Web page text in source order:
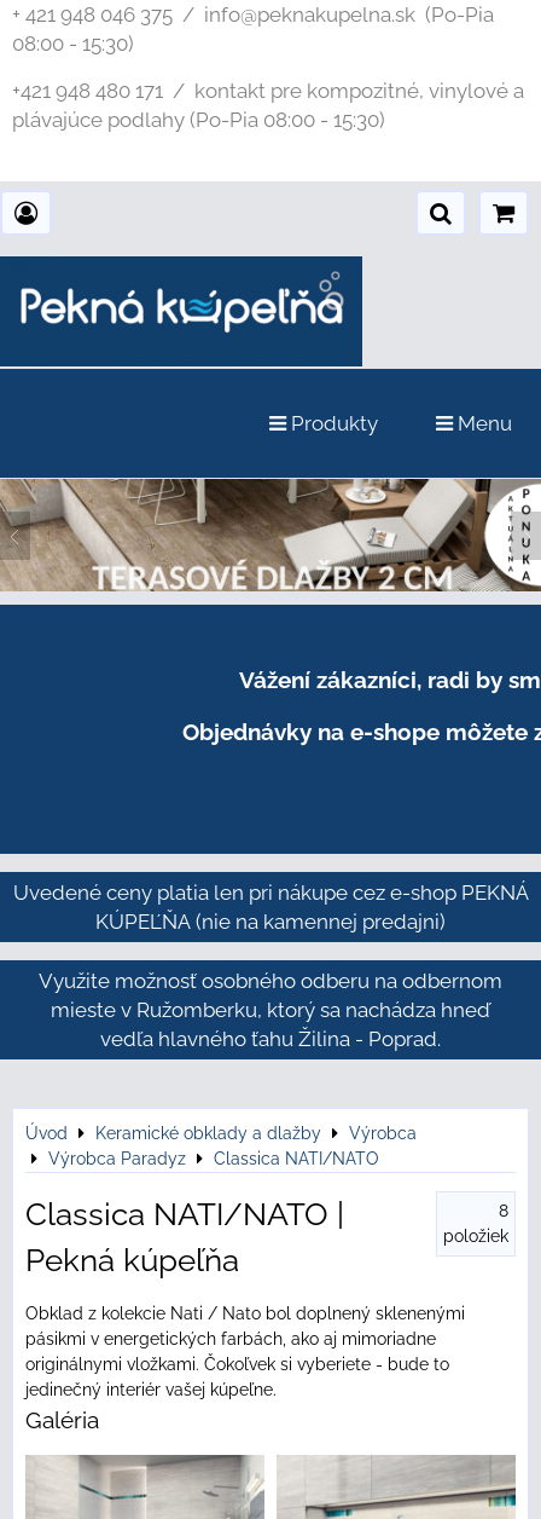
+ 421 948 046 375 / info@peknakupelna.sk (Po-Pia
08:00 - 15:30)
+421 948 480 171 / kontakt pre kompozitné, vinylové a
plávajúce podlahy (Po-Pia 08:00 - 15:30)
Produkty Menu
Vážení zákazníci, radi by
Objednávky na e-shope môžete
Uvedené ceny platia len pri nákupe cez e-shop PEKNÁ
KÚPEĽŇA (nie na kamennej predajni)
Využite možnosť osobného odberu na odbernom
mieste v Ružomberku, ktorý sa nachádza hneď
vedľa hlavného ťahu Žilina - Poprad.
Úvod Keramické obklady a dlažby
Výrobca
Výrobca Paradyz
Classica NATI/NATO
Classica NATI/NATO |
Pekná kúpeľňa
8
položiek
Obklad z kolekcie Nati / Nato bol doplnený sklenenými
pásikmi v energetických farbách, ako aj mimoriadne
originálnymi vložkami. Čokoľvek si vyberiete - bude to
jedinečný interiér vašej kúpeľne.
Galéria